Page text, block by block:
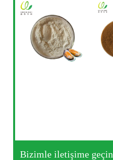
Bizimle iletişime geçin